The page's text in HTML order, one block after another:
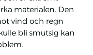
materialen. Den
vind och regn
bli smutsig kan